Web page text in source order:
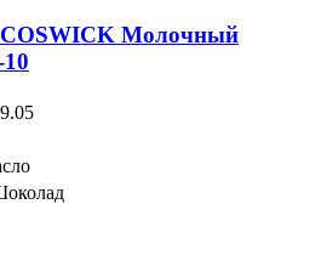
Молочный